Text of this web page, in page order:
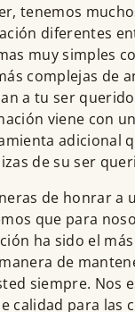
tenemos
diferentes
muy simples
complejas de
a tu ser
viene con
adicional
de su ser
de honrar a
que para
ha sido el
de
siempre. Nos
calidad para las